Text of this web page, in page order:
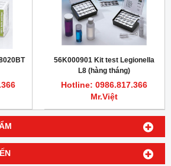
56K000901 Kit test Legionella
L8 (hàng tháng)
Hotline: 0986.817.366
Mr.Việt